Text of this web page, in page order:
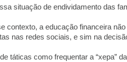
situação de endividamento das
contexto, a educação financeira
nas redes sociais, e sim na
táticas como frequentar a “xepa”